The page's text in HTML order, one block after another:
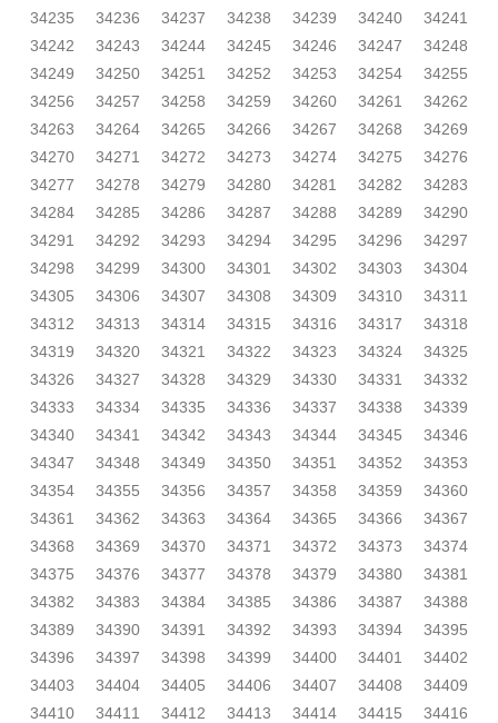
34235
34236 34237 34238 34239 34240
34241
34242
34243 34244 34245 34246 34247
34248
34249
34250 34251 34252 34253 34254
34255
34256
34257 34258 34259 34260 34261
34262
34263
34264 34265 34266 34267 34268
34269
34270
34271 34272 34273 34274 34275
34276
34277
34278 34279 34280 34281 34282
34283
34284
34285 34286 34287 34288 34289
34290
34291
34292 34293 34294 34295 34296
34297
34298
34299 34300 34301 34302 34303
34304
34305
34306 34307 34308 34309 34310
34311
34312
34313 34314 34315 34316 34317
34318
34319
34320 34321 34322 34323 34324
34325
34326
34327 34328 34329 34330 34331
34332
34333
34334 34335 34336 34337 34338
34339
34340
34341 34342 34343 34344 34345
34346
34347
34348 34349 34350 34351 34352
34353
34354
34355 34356 34357 34358 34359
34360
34361
34362 34363 34364 34365 34366
34367
34368
34369 34370 34371 34372 34373
34374
34375
34376 34377 34378 34379 34380
34381
34382
34383 34384 34385 34386 34387
34388
34389
34390 34391 34392 34393 34394
34395
34396
34397 34398 34399 34400 34401
34402
34403
34404 34405 34406 34407 34408
34409
34410
34411 34412 34413 34414 34415
34416